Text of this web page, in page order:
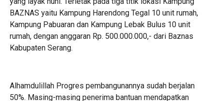
BAZNAS yaitu Kampung Harendong Tegal 10 unit rumah,
Kampung Pabuaran dan Kampung Lebak Bulus 10 unit
rumah, dengan anggaran Rp. 500.000.000,- dari Baznas
Kabupaten Serang.
Alhamdulillah Progres pembangunannya sudah berjalan
50%. Masing-masing penerima bantuan mendapatkan